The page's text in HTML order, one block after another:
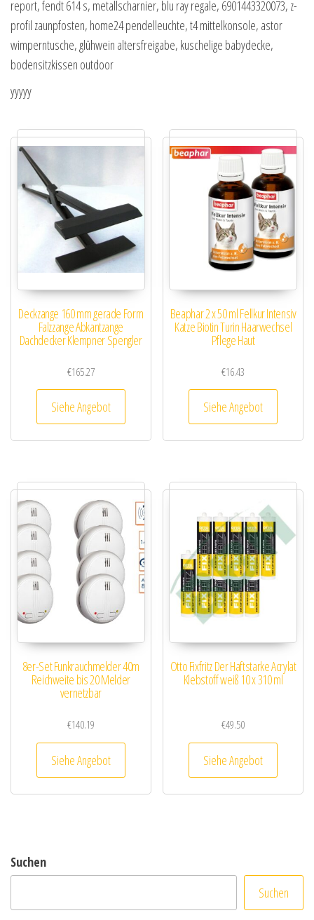
report, fendt 614 s, metallscharnier, blu ray regale, 6901443320073, z-
profil zaunpfosten, home24 pendelleuchte, t4 mittelkonsole, astor
wimperntusche, glühwein altersfreigabe, kuschelige babydecke,
bodensitzkissen outdoor
yyyyy
Deckzange 160 mm gerade Form
Falzzange Abkantzange
Dachdecker Klempner Spengler
€165.27
Siehe Angebot
Beaphar 2 x 50 ml Fellkur Intensiv
Katze Biotin Turin Haarwechsel
Pflege Haut
€16.43
Siehe Angebot
8er-Set Funkrauchmelder 40m
Reichweite bis 20 Melder
vernetzbar
€140.19
Siehe Angebot
Otto Fixfritz Der Haftstarke Acrylat
Klebstoff weiß 10 x 310 ml
€49.50
Siehe Angebot
Suchen
Suchen